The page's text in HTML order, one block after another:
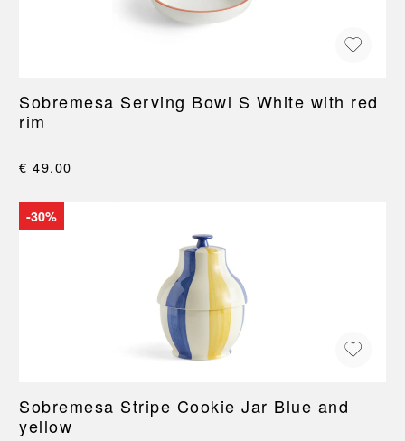
Sobremesa Serving Bowl S White with red
rim
€ 49,00
-30%
Sobremesa Stripe Cookie Jar Blue and
yellow